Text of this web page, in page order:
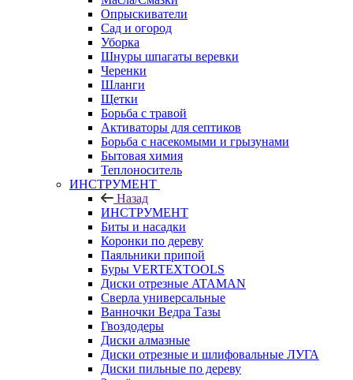
Опрыскиватели
Сад и огород
Уборка
Шнуры шпагаты веревки
Черенки
Шланги
Щетки
Борьба с травой
Активаторы для септиков
Борьба с насекомыми и грызунами
Бытовая химия
Теплоноситель
ИНСТРУМЕНТ
Назад
ИНСТРУМЕНТ
Биты и насадки
Коронки по дереву
Паяльники припой
Буры VERTEXTOOLS
Диски отрезные ATAMAN
Сверла универсальные
Ванночки Ведра Тазы
Гвоздодеры
Диски алмазные
Диски отрезные и шлифовальные ЛУГА
Диски пильные по дереву